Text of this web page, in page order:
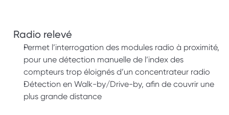
Radio relevé
Permet l’interrogation des modules radio à proximité,
pour une détection manuelle de l’index des
compteurs trop éloignés d’un concentrateur radio
Détection en Walk-by/Drive-by, afin de couvrir une
plus grande distance